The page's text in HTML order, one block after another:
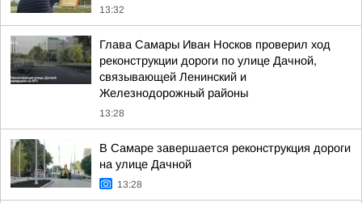
13:32
Глава Самары Иван Носков проверил ход
реконструкции дороги по улице Дачной,
связывающей Ленинский и
Железнодорожный районы
13:28
В Самаре завершается реконструкция дороги
на улице Дачной
13:28